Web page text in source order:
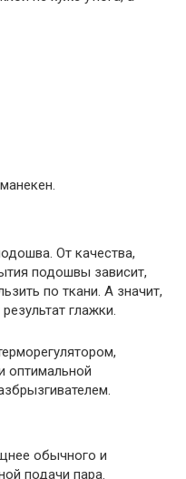
От качества,
подошвы зависит,
по ткани. А значит,
глажки.
оптимальной
обычного и
подачи пара.